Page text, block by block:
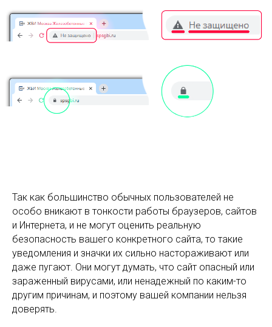
Так как большинство обычных пользователей не
особо вникают в тонкости работы браузеров, сайтов
и Интернета, и не могут оценить реальную
безопасность вашего конкретного сайта, то такие
уведомления и значки их сильно настораживают или
даже пугают. Они могут думать, что сайт опасный или
зараженный вирусами, или ненадежный по каким-то
другим причинам, и поэтому вашей компании нельзя
доверять.